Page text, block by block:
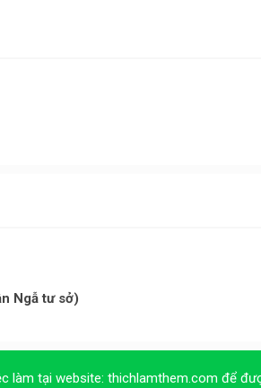
Ngẫ tư sở)
làm tại website: thichlamthem.com để